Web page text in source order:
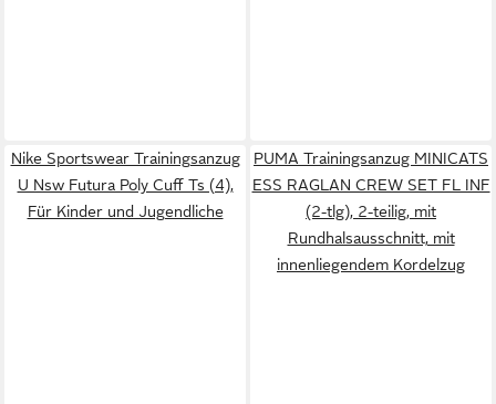
Nike Sportswear Trainingsanzug
U Nsw Futura Poly Cuff Ts (4),
Für Kinder und Jugendliche
PUMA Trainingsanzug MINICATS
ESS RAGLAN CREW SET FL INF
(2-tlg), 2-teilig, mit
Rundhalsausschnitt, mit
innenliegendem Kordelzug